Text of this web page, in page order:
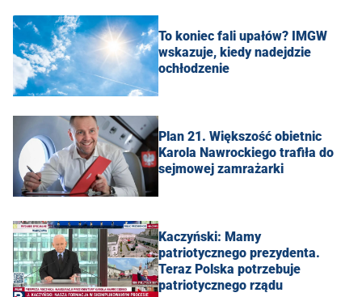
To koniec fali upałów? IMGW
wskazuje, kiedy nadejdzie
ochłodzenie
Plan 21. Większość obietnic
Karola Nawrockiego trafiła do
sejmowej zamrażarki
Kaczyński: Mamy
patriotycznego prezydenta.
Teraz Polska potrzebuje
patriotycznego rządu